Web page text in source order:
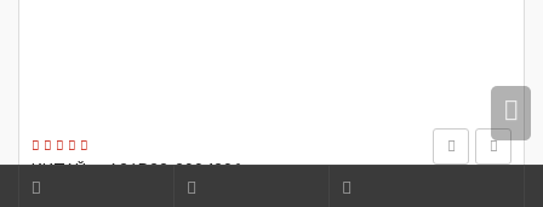
КИТАЙ А21R23-2904206
Болт регулировочный рычага верхнего для а/м Газель Next